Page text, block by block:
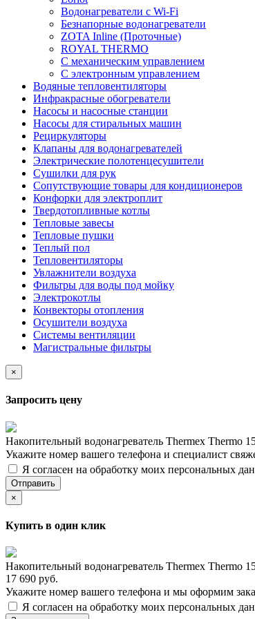
Водонагреватели с Wi-Fi
Безнапорные водонагреватели
ZOTA Inline (Проточные)
ROYAL THERMO
С механическим управлением
С электронным управлением
Водяные тепловентиляторы
Инфракрасные обогреватели
Насосы и насосные станции
Насосы для стиральных машин
Рециркуляторы
Клапаны для водонагревателей
Электрические полотенцесушители
Сушилки для рук
Сопутствующие товары для кондиционеров
Конфорки для электроплит
Твердотопливные котлы
Тепловые завесы
Тепловые пушки
Теплый пол
Тепловентиляторы
Увлажнители воздуха
Фильтры для воды под мойку
Электрокотлы
Конвекторы отопления
Осушители воздуха
Системы вентиляции
Магистральные фильтры
×
Запросить цену
Накопительный водонагреватель Thermex Thermo
Укажите номер вашего телефона и специалист
Я согласен на обработку моих персональных
Отправить
×
Купить в один клик
Накопительный водонагреватель Thermex Thermo
17 690 руб.
Укажите номер вашего телефона и мы оформим
Я согласен на обработку моих персональных